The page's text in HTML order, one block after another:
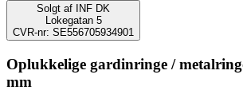
Solgt af
INF DK
Lokegatan 5
CVR-nr: SE556705934901
Oplukkelige gardinringe /
mm